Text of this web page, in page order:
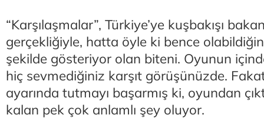
“Karşılaşmalar”, Türkiye’ye kuşbakışı
gerçekliğiyle, hatta öyle ki bence
şekilde gösteriyor olan biteni. Oyunun
hiç sevmediğiniz karşıt görüşünüzde.
ayarında tutmayı başarmış ki, oyundan
kalan pek çok anlamlı şey oluyor.